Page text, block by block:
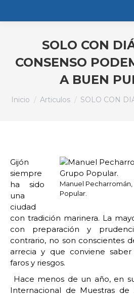
SOLO CON
CONSENSO
A BUEN
Estás aquí:
Inicio Articulos SOLO CON
Manuel
Popular.
Gijón
siempre
ha sido
una
ciudad
con tradición marinera. La
con preparación y
contrario, no son conscientes
arrecia y que conviene
faros y riesgos.
Hace menos de un año, en
Internacional de Muestras de